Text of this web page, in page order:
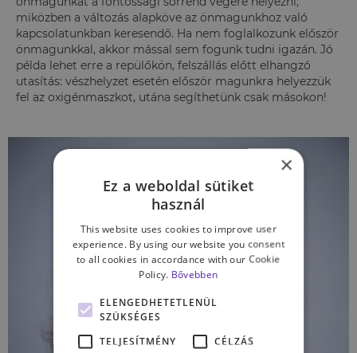
miközben a változás alapköve az önmagunkhoz való
kapcsolatunkban keresendő. Ha nem foglalkozunk először
önmagunkkal, akkor mással sem fogunk tudni igazán. Jó
példa lehet erre a repülőkön, felszállás előtt elhangzó
utasítás: vészhelyzet esetén először magunkra helyezzük
fel az oxigénmaszkot, utána segíthetünk csak másokon!
×
Ez a weboldal sütiket
használ
This website uses cookies to improve user
experience. By using our website you consent
to all cookies in accordance with our Cookie
Policy. Bővebben
ELENGEDHETETLENÜL
SZÜKSÉGES
TELJESÍTMÉNY
CÉLZÁS